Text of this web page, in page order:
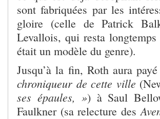
sont fabriquées par les
gloire (celle de Patrick
Levallois, qui resta
était un modèle du genre).
Jusqu’à la fin, Roth aura
chroniqueur de cette ville
ses épaules, ») à Saul
Faulkner (sa relecture des